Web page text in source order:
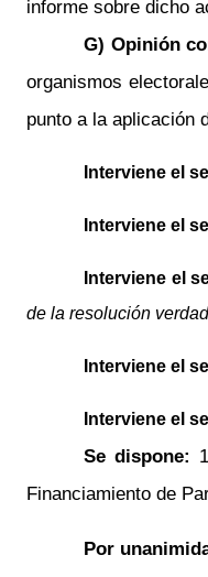
informe sobre dicho
G) Opinión
organismos
punto a la aplicación
Interviene el
Interviene el
Interviene el
de la resolución
Interviene el
Interviene el
Se dispone:
Financiamiento de
Por